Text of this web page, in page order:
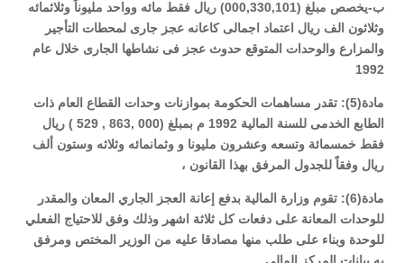
ب-يخصص مبلغ (000 ,330,101
) ريال فقط مائه وواحد مليوناً وثلاثمائه
وثلاثون الف ريال اعتماد اجمالى كاعانه عجز جارى لمحطات التأجير
والمزارع والوحدات المتوقع حدوث عجز فى نشاطها الجارى خلال عام
1992
مادة(5): تقدر مساهمات الحكومة بموازنات وحدات القطاع العام ذات
الطابع الخدمى للسنة المالية 1992 م بمبلغ (000
,
863
,
529 ) ريال
فقط خمسمائة وتسعه وعشرون مليونا و وثمانمائه وثلاثه وستون ألف
ريال وفقاً للجدول المرفق بهذا القانون ،
مادة(6): تقوم وزارة المالية بدفع إعانة العجز الجاري المعان والمقدر
للوحدات المعانة على دفعات كل ثلاثة اشهر وذلك وفق للاحتياج الفعلي
للوحدة وبناء على طلب منها مصادقا عليه من الوزير المختص ومرفق